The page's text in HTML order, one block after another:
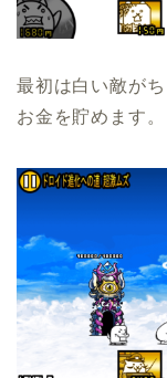
最初は白い敵が
お金を貯めます。